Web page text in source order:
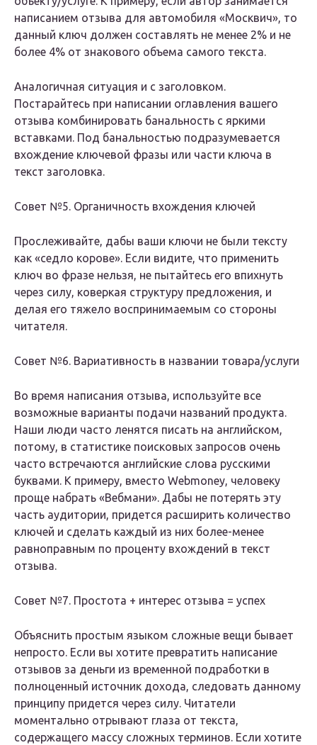
написанием отзыва для автомобиля «Москвич», то
данный ключ должен составлять не менее 2% и не
более 4% от знакового объема самого текста.
Аналогичная ситуация и с заголовком.
Постарайтесь при написании оглавления вашего
отзыва комбинировать банальность с яркими
вставками. Под банальностью подразумевается
вхождение ключевой фразы или части ключа в
текст заголовка.
Совет №5. Органичность вхождения ключей
Прослеживайте, дабы ваши ключи не были тексту
как «седло корове». Если видите, что применить
ключ во фразе нельзя, не пытайтесь его впихнуть
через силу, коверкая структуру предложения, и
делая его тяжело воспринимаемым со стороны
читателя.
Совет №6. Вариативность в названии товара/услуги
Во время написания отзыва, используйте все
возможные варианты подачи названий продукта.
Наши люди часто ленятся писать на английском,
потому, в статистике поисковых запросов очень
часто встречаются английские слова русскими
буквами. К примеру, вместо Webmoney, человеку
проще набрать «Вебмани». Дабы не потерять эту
часть аудитории, придется расширить количество
ключей и сделать каждый из них более-менее
равноправным по проценту вхождений в текст
отзыва.
Совет №7. Простота + интерес отзыва = успех
Объяснить простым языком сложные вещи бывает
непросто. Если вы хотите превратить написание
отзывов за деньги из временной подработки в
полноценный источник дохода, следовать данному
принципу придется через силу. Читатели
моментально отрывают глаза от текста,
содержащего массу сложных терминов. Если хотите